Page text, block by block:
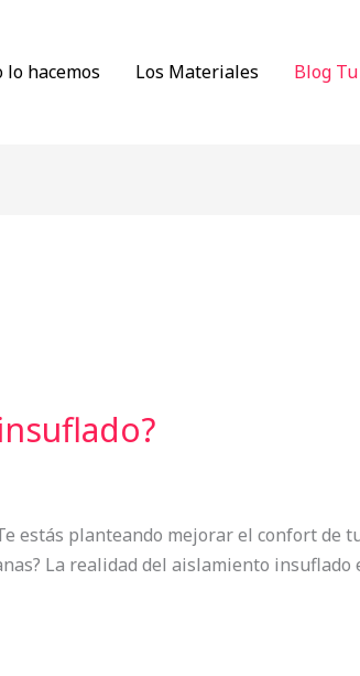
lo hacemos Los Materiales Blog
estás planteando mejorar el confort de
La realidad del aislamiento